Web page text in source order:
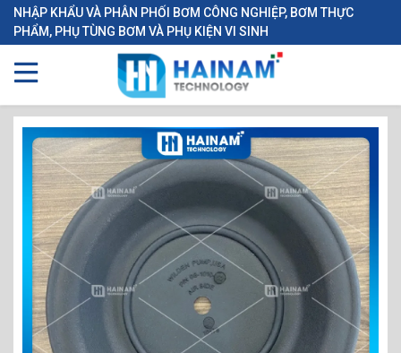
NHẬP KHẨU VÀ PHÂN PHỐI BƠM CÔNG NGHIỆP, BƠM THỰC
PHẨM, PHỤ TÙNG BƠM VÀ PHỤ KIỆN VI SINH